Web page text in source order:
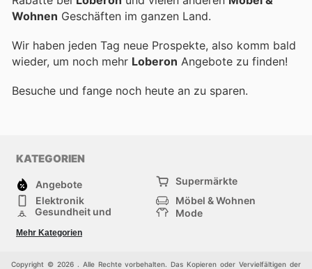
Wohnen Geschäften im ganzen Land.
Wir haben jeden Tag neue Prospekte, also komm bald
wieder, um noch mehr Loberon Angebote zu finden!
Besuche und fange noch heute an zu sparen.
KATEGORIEN
Angebote
Supermärkte
Elektronik
Möbel & Wohnen
Gesundheit und
Mode
Sportartikel und
Sportbekleidung
Einkaufzentren
Andere
Mehr Kategorien
Copyright © 2026 . Alle Rechte vorbehalten. Das Kopieren oder Vervielfältigen der